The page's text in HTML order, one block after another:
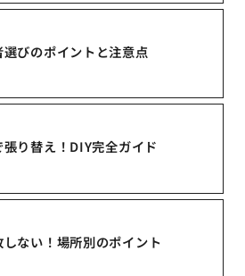
びのポイントと注意点
り替え！DIY完全ガイド
ない！場所別のポイント